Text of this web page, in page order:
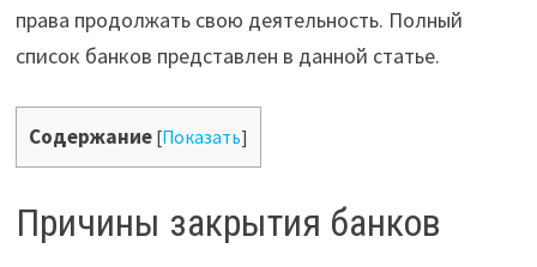
права продолжать свою деятельность. Полный
список банков представлен в данной статье.
Содержание [Показать]
Причины закрытия банков